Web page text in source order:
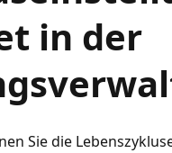
in der
Sie die